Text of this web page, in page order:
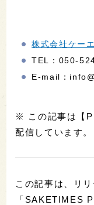
株式会社ケー
TEL：050-
E-mail：
※ この記事は【
配信しています。
この記事は、リ
「SAKETIMES